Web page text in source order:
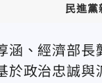
民進黨
涵、經濟部
於政治忠誠